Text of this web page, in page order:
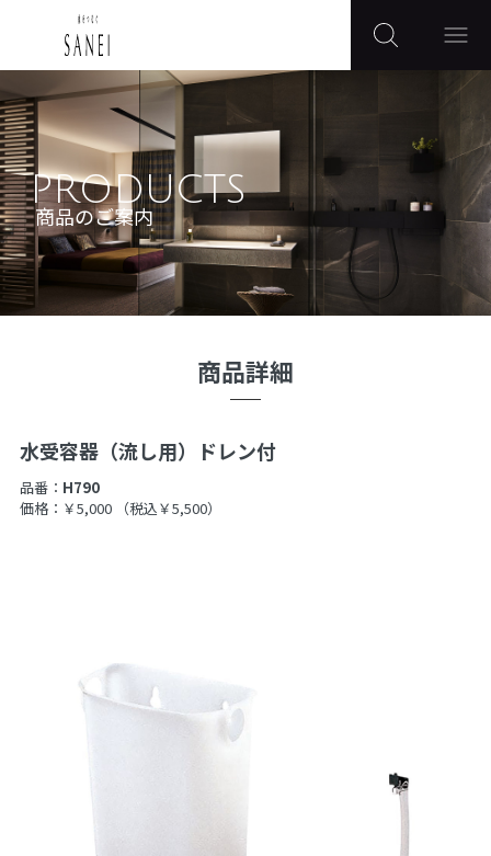
PRODUCTS
商品のご案内
商品詳細
水受容器（流し用）ドレン付
品番： H790
価格：￥5,000
（税込￥5,500）